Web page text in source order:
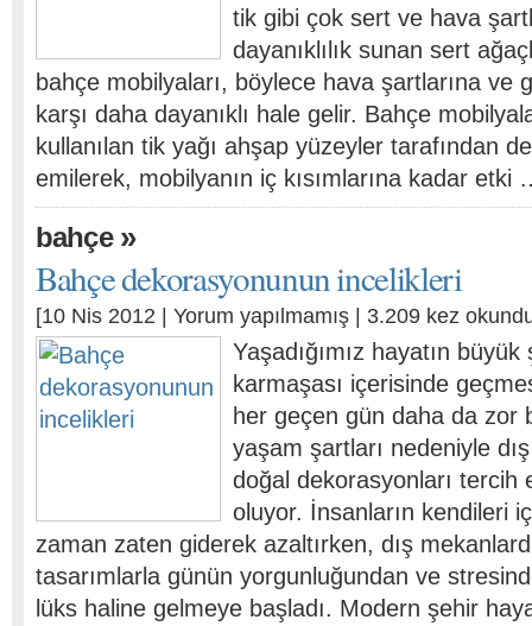
tik gibi çok sert ve hava
dayanıklılık sunan sert
bahçe mobilyaları, böylece hava şartlarına ve
karşı daha dayanıklı hale gelir. Bahçe
kullanılan tik yağı ahşap yüzeyler tarafından
emilerek, mobilyanın iç kısımlarına kadar etki
bahçe»
Bahçe dekorasyonunun incelikleri
[10 Nis 2012 | Yorum yapılmamış | 3.209 kez
Yaşadığımız hayatın
karmaşası içerisinde
her geçen gün daha da zor
yaşam şartları nedeniyle
doğal dekorasyonları tercih
oluyor. İnsanların kendileri
zaman zaten giderek azaltırken, dış
tasarımlarla günün yorgunluğundan ve
lüks haline gelmeye başladı. Modern şehir